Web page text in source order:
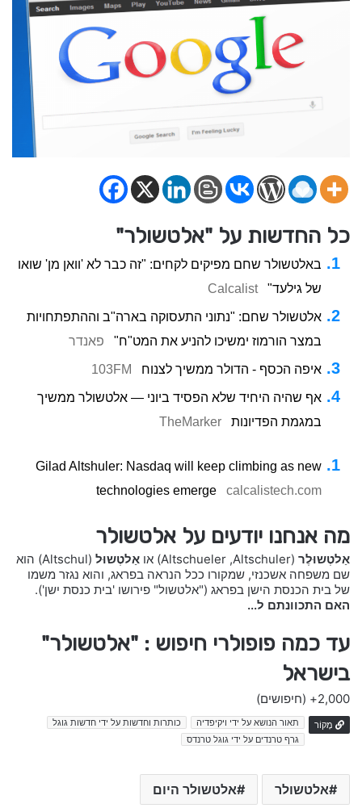
כל החדשות על "אלטשולר"
באלטשולר שחם מפיקים לקחים: "זה כבר לא 'וואן מן' שואו
של גילעד"
Calcalist
אלטשולר שחם: "נתוני התעסוקה בארה"ב וההתפתחויות
במצר הורמוז ימשיכו להניע את המט"ח"
פאנדר
איפה הכסף - הדולר ממשיך לצנוח 103FM
אף שהיה היחיד שלא הפסיד ביוני — אלטשולר ממשיך
במגמת הפדיונות
TheMarker
Gilad Altshuler: Nasdaq will keep climbing as new
technologies emerge
calcalistech.com
מה אנחנו יודעים על אלטשולר
אַלטְשוּלֶר (Altschuler,‏ Altschueler) או אַלטְשוּל
(Altschul) הוא
שם משפחה אשכנזי, שמקורו ככל הנראה בפראג, והוא נגזר משמו
של בית הכנסת הישן בפראג ("אלטשול" פירושו 'בית כנסת ישן').
האם התכוונתם ל...
עד כמה פופולרי חיפוש : "אלטשולר"
בישראל
2,000+ (חיפושים)
מָקוֹר תאור הנושא על ידי ויקיפדיה
כותרות וחדשות על ידי חדשות גוגל
גרף טרנדים על ידי גוגל טרנדס
אלטשולר אלטשולר היום